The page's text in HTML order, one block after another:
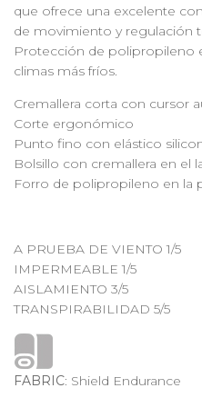
que ofrece una excelente
de movimiento y regulación
Protección de polipropileno
climas más fríos.
Cremallera corta con cursor
Corte ergonómico
Punto fino con elástico
Bolsillo con cremallera en el
Forro de polipropileno en la
A PRUEBA DE VIENTO 1/5
IMPERMEABLE 1/5
AISLAMIENTO 3/5
TRANSPIRABILIDAD 5/5
FABRIC: Shield Endurance